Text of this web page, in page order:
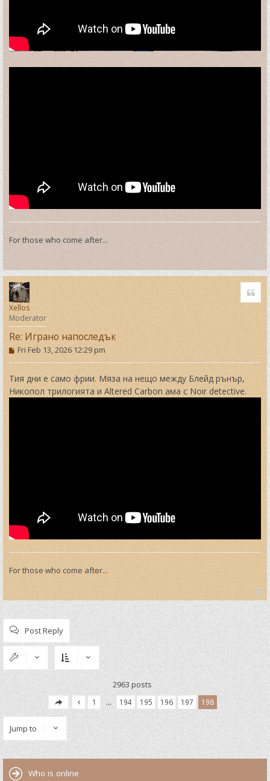
For those who come after...
T
o
p
Xellos
Moderator
Re: Играно напоследък
P
o
s
t
Fri Feb 13, 2026 12:29 pm
Тия дни е само фрии. Мяза на нещо между Блейд рънър,
Никопол трилогията и Altered Carbon ама с Noir detective.
For those who come after...
T
o
p
Post Reply
2963 posts
1 … 194 195 196 197 198
Jump to
Who is online